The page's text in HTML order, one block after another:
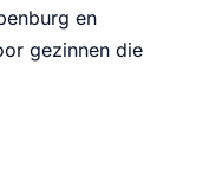
en
gezinnen die